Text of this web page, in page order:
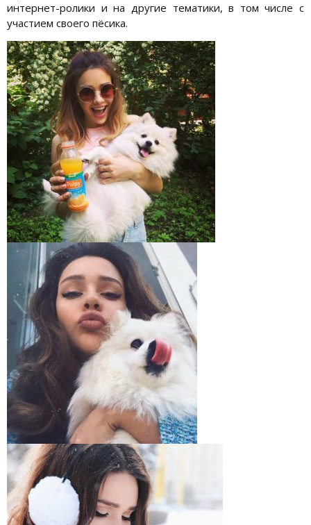
интернет-ролики и на другие тематики, в том числе с
участием своего пёсика.